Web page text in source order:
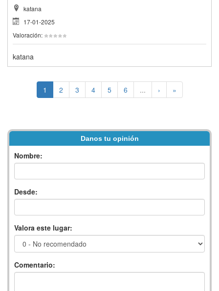
katana
17-01-2025
Valoración:
katana
1 2 3 4 5 6 ... › »
Danos tu opinión
Nombre:
Desde:
Valora este lugar:
Comentario: